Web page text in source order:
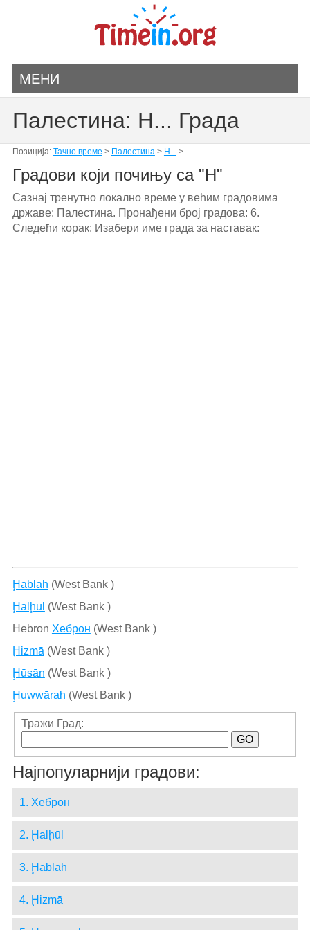
МЕНИ
Палестина: H... Града
Позиција: Тачно време > Палестина> H...>
Градови који почињу са "H"
Сазнај тренутно локално време у већим градовима
државе: Палестина. Пронађени број градова: 6.
Следећи корак: Изабери име града за наставак:
Ḩablah (West Bank )
Ḩalḩūl (West Bank )
Hebron Хеброн (West Bank )
Ḩizmā (West Bank )
Ḩūsān (West Bank )
Ḩuwwārah (West Bank )
Тражи Град:
Најпопуларнији градови:
1. Хеброн
2. Ḩalḩūl
3. Ḩablah
4. Ḩizmā